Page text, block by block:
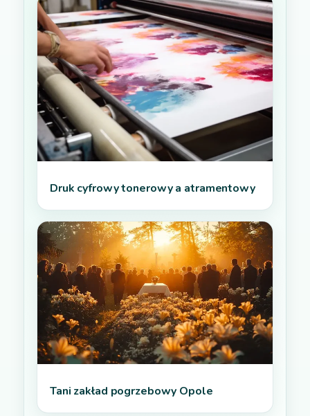
Druk cyfrowy tonerowy a atramentowy
Tani zakład pogrzebowy Opole